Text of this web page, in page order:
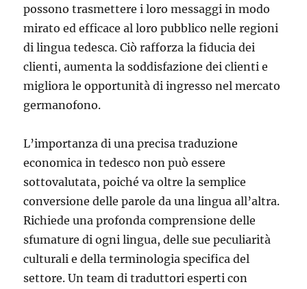
possono trasmettere i loro messaggi in modo
mirato ed efficace al loro pubblico nelle regioni
di lingua tedesca. Ciò rafforza la fiducia dei
clienti, aumenta la soddisfazione dei clienti e
migliora le opportunità di ingresso nel mercato
germanofono.
L’importanza di una precisa traduzione
economica in tedesco non può essere
sottovalutata, poiché va oltre la semplice
conversione delle parole da una lingua all’altra.
Richiede una profonda comprensione delle
sfumature di ogni lingua, delle sue peculiarità
culturali e della terminologia specifica del
settore. Un team di traduttori esperti con